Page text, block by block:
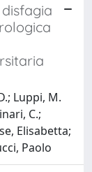
Luppi, M.
C.;
Elisabetta;
Paolo